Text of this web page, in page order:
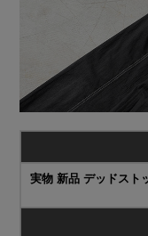
実物 新品 デッドスト